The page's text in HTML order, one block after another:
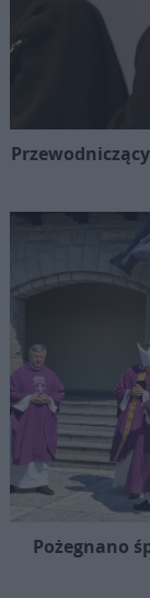
Pożegnano